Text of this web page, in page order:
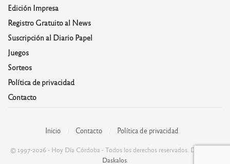
Edición Impresa
Registro Gratuito al News
Suscripción al Diario Papel
Juegos
Sorteos
Política de privacidad
Contacto
Inicio Contacto Política de privacidad
© 1997-2026 - Hoy Día Córdoba - Todos los derechos reservados. Desarrolla:
Daskalos.